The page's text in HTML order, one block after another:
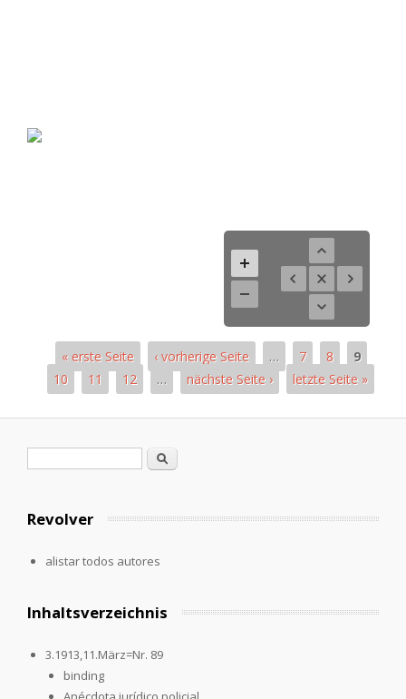
« erste Seite ‹ vorherige Seite … 7 8
9
10
11 12 … nächste Seite › letzte Seite »
Formulario de búsqueda
Buscar
Revolver
alistar todos autores
Inhaltsverzeichnis
3.1913,11.März=Nr. 89
binding